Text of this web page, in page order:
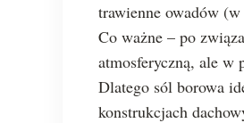
trawienne owadów
Co ważne – po
atmosferyczną, ale w
Dlatego sól borowa
konstrukcjach